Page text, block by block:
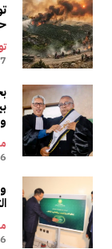
7 أغسطس 2026، 00:20 صباحًا
6 أغسطس 2026، 23:59 مساءً
6 أغسطس 2026، 16:36 مساءً